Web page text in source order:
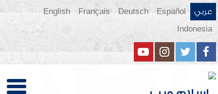
عربي Español
Deutsch
Français
English
Indonesia